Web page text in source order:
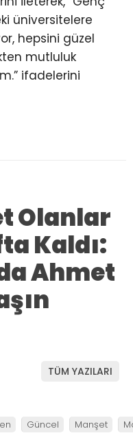
üniversitelere
hepsini güzel
mutluluk
ifadelerini
Olanlar
Kaldı:
Ahmet
TÜM YAZILARI
Güncel Manşet